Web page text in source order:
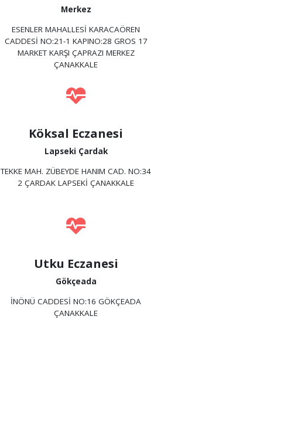
Merkez
ESENLER MAHALLESİ KARACAÖREN
CADDESİ NO:21-1 KAPINO:28 GROS 17
MARKET KARŞI ÇAPRAZI MERKEZ
ÇANAKKALE
Köksal Eczanesi
Lapseki Çardak
TEKKE MAH. ZÜBEYDE HANIM CAD. NO:34
2 ÇARDAK LAPSEKİ ÇANAKKALE
Utku Eczanesi
Gökçeada
İNÖNÜ CADDESİ NO:16 GÖKÇEADA
ÇANAKKALE